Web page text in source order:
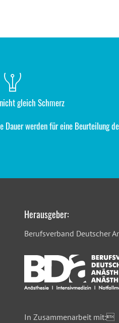
gleich Schmerz
werden für eine Beurteilung
Herausgeber:
Berufsverband Deutscher
In Zusammenarbeit mit: